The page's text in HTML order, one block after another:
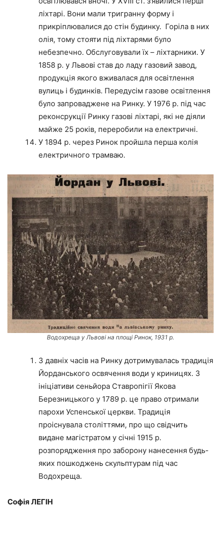
ліхтарі. Вони мали тригранну форму і
прикріплювалися до стін будинку. Горіла в них
олія, тому стояти під ліхтарями було
небезпечно. Обслуговували їх – ліхтарники. У
1858 р. у Львові став до ладу газовий завод,
продукція якого вживалася для освітлення
вулиць і будинків. Передусім газове освітлення
було запроваджене на Ринку. У 1976 р. під час
реконсрукції Ринку газові ліхтарі, які не діяли
майже 25 років, переробили на електричні.
У 1894 р. через Ринок пройшла перша колія
електричного трамваю.
Водохреща у Львові на площі Ринок, 1931 р.
З давніх часів на Ринку дотримувалась традиція
Йорданського освячення води у криницях. З
ініціативи сеньйора Ставропігії Якова
Березницького у 1789 р. це право отримали
парохи Успенської церкви. Традиція
проіснувала століттями, про що свідчить
видане магістратом у січні 1915 р.
розпорядження про заборону нанесення будь-
яких пошкоджень скульптурам під час
Водохреща.
Софія ЛЕГІН